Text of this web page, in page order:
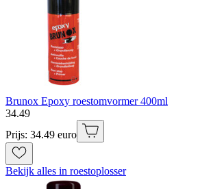
Brunox Epoxy roestomvormer 400ml
34.49
Prijs: 34.49 euro
Bekijk alles in roestoplosser